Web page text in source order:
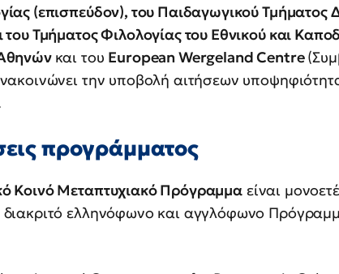
(επισπεύδον), του Παιδαγωγικού Τμήματος
του Τμήματος Φιλολογίας του Εθνικού και
και του European Wergeland Centre
την υποβολή αιτήσεων
προγράμματος
Κοινό Μεταπτυχιακό Πρόγραμμαείναι
ελληνόφωνο και αγγλόφωνο